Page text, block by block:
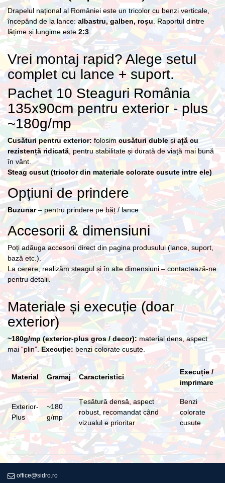
Drapelul național al României este un tricolor cu benzi verticale,
începând de la lance: albastru, galben, roșu. Raportul dintre
lățime și lungime este 2:3
Vrei montaj rapid? Alege setul
complet cu lance + suport.
Pachet 10 Steaguri România
135x90cm pentru exterior - plus
~180g/mp
Cusături pentru exterior: folosim cusături duble șiață cu
rezistență ridicată , pentru stabilitate și durată de viață mai bună
în vânt.
Steag cusut (tricolor din materiale colorate cusute intre ele)
Opțiuni de prindere
Buzunar– pentru prindere pe băț / lance
Accesorii & dimensiuni
Poți adăuga accesorii direct din pagina produsului (lance, suport,
bază etc.).
La cerere, realizăm steagul și în alte dimensiuni – contactează-ne
pentru detalii.
Materiale și execuție (doar
exterior)
~180g/mp (exterior-plus gros / decor): material dens, aspect
mai “plin”. Execuție: benzi colorate cusute.
Material Gramaj Caracteristici
Execuție /
imprimare
Exterior-
Plus
~180
g/mp
Țesătură densă, aspect
robust, recomandat când
vizualul e prioritar
Benzi
colorate
cusute
office@sidro.ro